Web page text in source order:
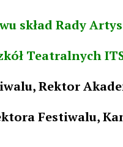
skład Rady
Teatralnych
Rektor
Festiwalu,